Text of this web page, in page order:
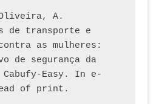
A.
de transporte e
as mulheres:
de segurança da
Easy. In e-
of print.